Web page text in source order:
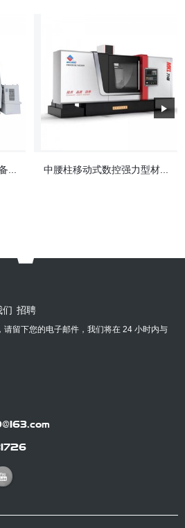
... 中腰柱移动式数控强力型材...
们 招聘
留下您的电子邮件，我们将在 24 小时内与